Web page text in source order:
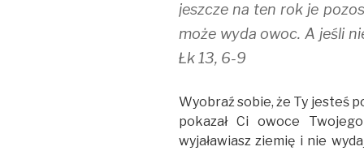
jeszcze na ten rok je
może wyda owoc. A jeśli
Łk 13, 6-9
Wyobraź sobie, że Ty jesteś
pokazał Ci owoce
wyjaławiasz ziemię i nie